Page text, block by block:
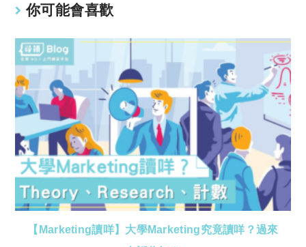
你可能會喜歡
【Marketing讀咩】大學Marketing究竟讀咩？過來